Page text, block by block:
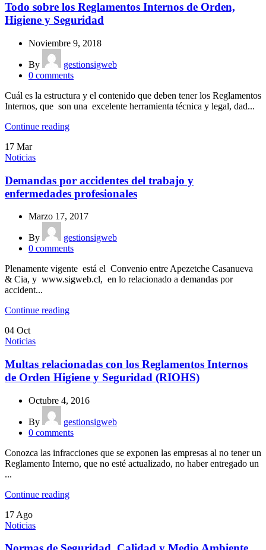
Todo sobre los Reglamentos Internos de Orden,
Higiene y Seguridad
Noviembre 9, 2018
By
gestionsigweb
0 comments
Cuál es la estructura y el contenido que deben tener los Reglamentos
Internos, que son una excelente herramienta técnica y legal, dad...
Continue reading
17 Mar
Noticias
Demandas por accidentes del trabajo y
enfermedades profesionales
Marzo 17, 2017
By
gestionsigweb
0 comments
Plenamente vigente está el Convenio entre Apezetche Casanueva
& Cia, y www.sigweb.cl, en lo relacionado a demandas por
accident...
Continue reading
04 Oct
Noticias
Multas relacionadas con los Reglamentos Internos
de Orden Higiene y Seguridad (RIOHS)
Octubre 4, 2016
By
gestionsigweb
0 comments
Conozca las infracciones que se exponen las empresas al no tener un
Reglamento Interno, que no esté actualizado, no haber entregado un
...
Continue reading
17 Ago
Noticias